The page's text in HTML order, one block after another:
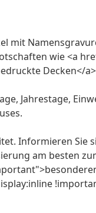
mit
wie <a
Decken</
Jahrestage,
Informieren Sie
am besten